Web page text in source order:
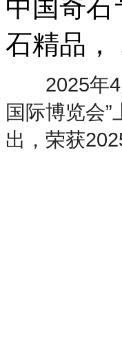
中国奇
石精品，
2025年4月
国际博览会
出，荣获